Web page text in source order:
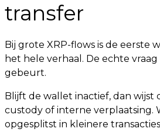
transfer
Bij grote XRP-flows is de eerste
het hele verhaal. De echte vraag
gebeurt.
Blijft de wallet inactief, dan wijst
custody of interne verplaatsing.
opgesplitst in kleinere